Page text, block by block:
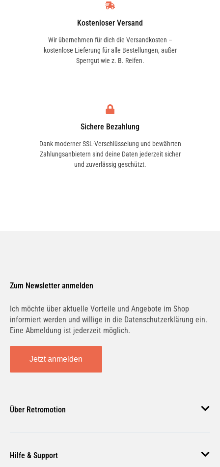
Kostenloser Versand
Wir übernehmen für dich die Versandkosten –
kostenlose Lieferung für alle Bestellungen, außer
Sperrgut wie z. B. Reifen.
Sichere Bezahlung
Dank moderner SSL-Verschlüsselung und bewährten
Zahlungsanbietern sind deine Daten jederzeit sicher
und zuverlässig geschützt.
Zum Newsletter anmelden
Ich möchte über aktuelle Vorteile und Angebote im Shop
informiert werden und willige in die Datenschutzerklärung ein.
Eine Abmeldung ist jederzeit möglich.
Jetzt anmelden
Über Retromotion
Unsere Jobs
Hilfe & Support